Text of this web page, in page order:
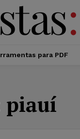
para PDF
piauí